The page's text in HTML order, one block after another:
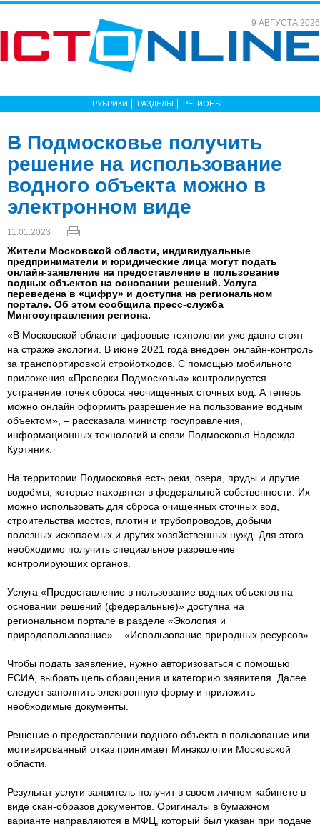
9 АВГУСТА 2026
РУБРИКИ РАЗДЕЛЫ РЕГИОНЫ
В Подмосковье получить
решение на использование
водного объекта можно в
электронном виде
11.01.2023 |
Жители Московской области, индивидуальные
предприниматели и юридические лица могут подать
онлайн-заявление на предоставление в пользование
водных объектов на основании решений. Услуга
переведена в «цифру» и доступна на региональном
портале. Об этом сообщила пресс-служба
Мингосуправления региона.
«В Московской области цифровые технологии уже давно стоят
на страже экологии. В июне 2021 года внедрен онлайн-контроль
за транспортировкой стройотходов. С помощью мобильного
приложения «Проверки Подмосковья» контролируется
устранение точек сброса неочищенных сточных вод. А теперь
можно онлайн оформить разрешение на пользование водным
объектом», – рассказала министр госуправления,
информационных технологий и связи Подмосковья Надежда
Куртяник.
На территории Подмосковья есть реки, озера, пруды и другие
водоёмы, которые находятся в федеральной собственности. Их
можно использовать для сброса очищенных сточных вод,
строительства мостов, плотин и трубопроводов, добычи
полезных ископаемых и других хозяйственных нужд. Для этого
необходимо получить специальное разрешение
контролирующих органов.
Услуга «Предоставление в пользование водных объектов на
основании решений (федеральные)» доступна на
региональном портале в разделе «Экология и
природопользование» – «Использование природных ресурсов».
Чтобы подать заявление, нужно авторизоваться с помощью
ЕСИА, выбрать цель обращения и категорию заявителя. Далее
следует заполнить электронную форму и приложить
необходимые документы.
Решение о предоставлении водного объекта в пользование или
мотивированный отказ принимает Минэкологии Московской
области.
Результат услуги заявитель получит в своем личном кабинете в
виде скан-образов документов. Оригиналы в бумажном
варианте направляются в МФЦ, который был указан при подаче